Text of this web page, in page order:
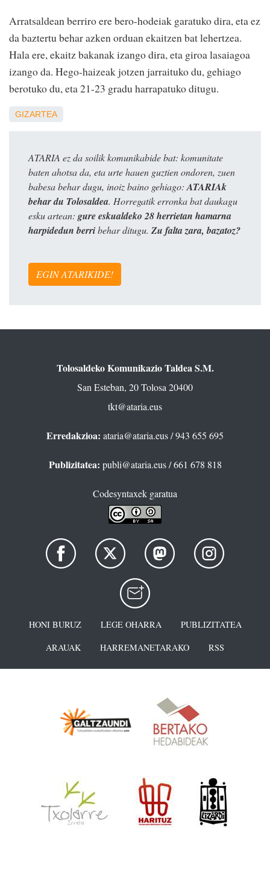
Arratsaldean berriro ere bero-hodeiak garatuko dira, eta ez
da baztertu behar azken orduan ekaitzen bat lehertzea.
Hala ere, ekaitz bakanak izango dira, eta giroa lasaiagoa
izango da. Hego-haizeak jotzen jarraituko du, gehiago
berotuko du, eta 21-23 gradu harrapatuko ditugu.
GIZARTEA
ATARIA ez da soilik komunikabide bat: komunitate
baten ahotsa da, eta urte hauen guztien ondoren, zuen
babesa behar dugu, inoiz baino gehiago:ATARIAk
behar du Tolosaldea. Horregatik erronka bat daukagu
esku artean: gure eskualdeko 28 herrietan hamarna
harpidedun berribehar ditugu. Zu falta zara, bazatoz?
EGIN ATARIKIDE!
Tolosaldeko Komunikazio Taldea S.M.
San Esteban, 20 Tolosa 20400
tkt@ataria.eus
Erredakzioa: ataria@ataria.eus/ 943 655 695
Publizitatea: publi@ataria.eus/ 661 678 818
Codesyntaxek garatua
HONI BURUZ LEGE OHARRA
PUBLIZITATEA
ARAUAK
HARREMANETARAKO RSS